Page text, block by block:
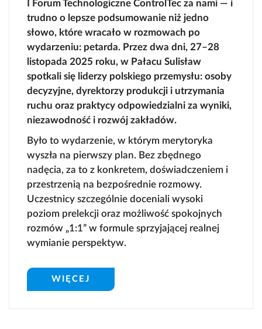
I Forum Technologiczne ControlTec za nami — i
trudno o lepsze podsumowanie niż jedno
słowo, które wracało w rozmowach po
wydarzeniu: petarda. Przez dwa dni, 27–28
listopada 2025 roku, w Pałacu Sulisław
spotkali się liderzy polskiego przemysłu: osoby
decyzyjne, dyrektorzy produkcji i utrzymania
ruchu oraz praktycy odpowiedzialni za wyniki,
niezawodność i rozwój zakładów.
Było to wydarzenie, w którym merytoryka
wyszła na pierwszy plan. Bez zbędnego
nadęcia, za to z konkretem, doświadczeniem i
przestrzenią na bezpośrednie rozmowy.
Uczestnicy szczególnie doceniali wysoki
poziom prelekcji oraz możliwość spokojnych
rozmów „1:1” w formule sprzyjającej realnej
wymianie perspektyw.
WIĘCEJ
Automatyzacja
procesów
przemysłowych
Systemy IT/IO
serwis techniczny
i certyfikacja CE
Relokacje maszyn i linii
produkcyjnych
Biogazownia i
biometanownia
Defence & Space